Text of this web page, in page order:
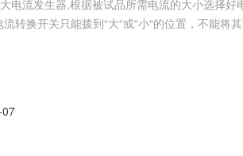
电流发生器,根据被试品所需电流的大小选择
转换开关只能拨到“大“或“小“的位置，不能将其